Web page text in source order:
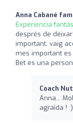
Anna Cabané
Experiencia
després de
important, vaig
mes important
Bet es una
Coach
Anna...
agraïda ! :)